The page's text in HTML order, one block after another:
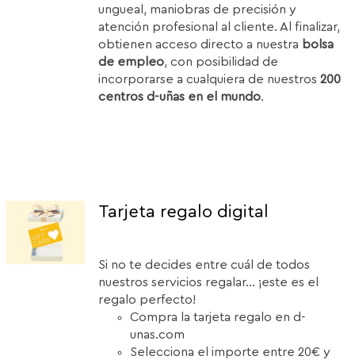
ungueal, maniobras de precisión y
atención profesional al cliente. Al finalizar,
obtienen acceso directo a nuestra bolsa
de empleo, con posibilidad de
incorporarse a cualquiera de nuestros200
centros d-uñas en el mundo.
Tarjeta regalo digital
Si no te decides entre cuál de todos
nuestros servicios regalar... ¡este es el
regalo perfecto!
Compra la tarjeta regalo en d-
unas.com
Selecciona el importe entre 20€ y